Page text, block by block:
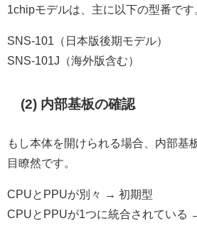
1chipモデルは、主に以下の型番です
SNS-101（日本版後期モデル）
SNS-101J（海外版含む）
(2) 内部基板の確認
もし本体を開けられる場合、内部基
目瞭然です。
CPUとPPUが別々 → 初期型
CPUとPPUが1つに統合されている